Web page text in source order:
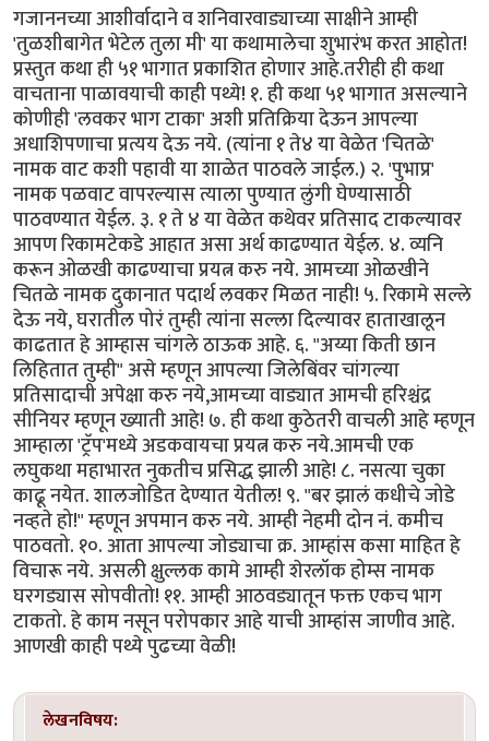
गजाननच्या आशीर्वादाने व शनिवारवाड्याच्या साक्षीने आम्ही
'तुळशीबागेत भेटेल तुला मी' या कथामालेचा शुभारंभ करत आहोत!
प्रस्तुत कथा ही ५१ भागात प्रकाशित होणार आहे.तरीही ही कथा
वाचताना पाळावयाची काही पथ्ये! १. ही कथा ५१ भागात असल्याने
कोणीही 'लवकर भाग टाका' अशी प्रतिक्रिया देऊन आपल्या
अधाशिपणाचा प्रत्यय देऊ नये. (त्यांना १ ते४ या वेळेत 'चितळे'
नामक वाट कशी पहावी या शाळेत पाठवले जाईल.) २. 'पुभाप्र'
नामक पळवाट वापरल्यास त्याला पुण्यात लुंगी घेण्यासाठी
पाठवण्यात येईल. ३. १ ते ४ या वेळेत कथेवर प्रतिसाद टाकल्यावर
आपण रिकामटेकडे आहात असा अर्थ काढण्यात येईल. ४. व्यनि
करून ओळखी काढण्याचा प्रयत्न करु नये. आमच्या ओळखीने
चितळे नामक दुकानात पदार्थ लवकर मिळत नाही! ५. रिकामे सल्ले
देऊ नये, घरातील पोरं तुम्ही त्यांना सल्ला दिल्यावर हाताखालून
काढतात हे आम्हास चांगले ठाऊक आहे. ६. "अय्या किती छान
लिहितात तुम्ही" असे म्हणून आपल्या जिलेबिंवर चांगल्या
प्रतिसादाची अपेक्षा करु नये,आमच्या वाड्यात आमची हरिश्चंद्र
सीनियर म्हणून ख्याती आहे! ७. ही कथा कुठेतरी वाचली आहे म्हणून
आम्हाला 'ट्रॅप'मध्ये अडकवायचा प्रयत्न करु नये.आमची एक
लघुकथा महाभारत नुकतीच प्रसिद्ध झाली आहे! ८. नसत्या चुका
काढू नयेत. शालजोडित देण्यात येतील! ९. "बर झालं कधीचे जोडे
नव्हते हो!" म्हणून अपमान करु नये. आम्ही नेहमी दोन नं. कमीच
पाठवतो. १०. आता आपल्या जोड्याचा क्र. आम्हांस कसा माहित हे
विचारू नये. असली क्षुल्लक कामे आम्ही शेरलॉक होम्स नामक
घरगड्यास सोपवीतो! ११. आम्ही आठवड्यातून फक्त एकच भाग
टाकतो. हे काम नसून परोपकार आहे याची आम्हांस जाणीव आहे.
आणखी काही पथ्ये पुढच्या वेळी!
लेखनविषय: